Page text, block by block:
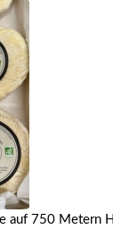
auf 750 Metern